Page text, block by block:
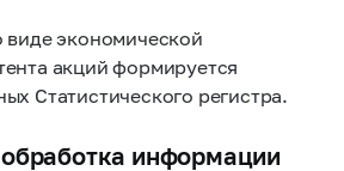
экономической
акций формируется
Статистического регистра.
информации